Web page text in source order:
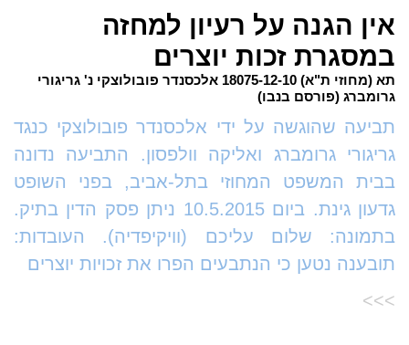
אין הגנה על רעיון למחזה
במסגרת זכות יוצרים
תא (מחוזי ת"א) 18075-12-10 אלכסנדר פובולוצקי נ' גריגורי
גרומברג (פורסם בנבו)
תביעה שהוגשה על ידי אלכסנדר פובולוצקי כנגד
גריגורי גרומברג ואליקה וולפסון. התביעה נדונה
בבית המשפט המחוזי בתל-אביב, בפני השופט
גדעון גינת. ביום 10.5.2015 ניתן פסק הדין בתיק.
בתמונה: שלום עליכם (וויקיפדיה). העובדות:
תובענה נטען כי הנתבעים הפרו את זכויות יוצרים
>>>